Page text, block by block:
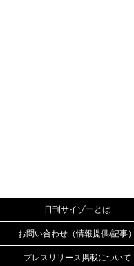
日刊サイゾーとは
お問い合わせ（情報提供/記事）
プレスリリース掲載について